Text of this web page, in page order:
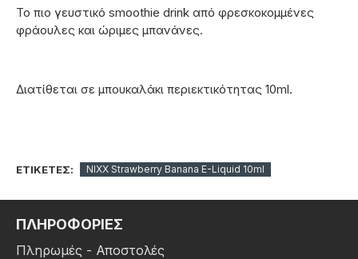
Το πιο γευστικό smoothie drink από φρεσκοκομμένες
φράουλες και ώριμες μπανάνες.
Διατίθεται σε μπουκαλάκι περιεκτικότητας 10ml.
ΕΤΙΚΈΤΕΣ: NIXX Strawberry Banana E-Liquid 10ml
ΠΛΗΡΟΦΟΡΙΕΣ
Πληρωμές - Αποστολές